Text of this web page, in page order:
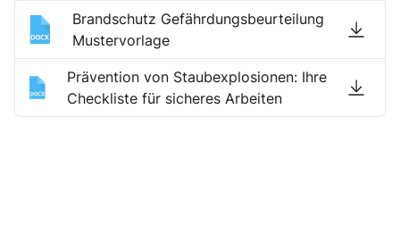
Brandschutz Gefährdungsbeurteilung
Mustervorlage
Prävention von Staubexplosionen: Ihre
Checkliste für sicheres Arbeiten